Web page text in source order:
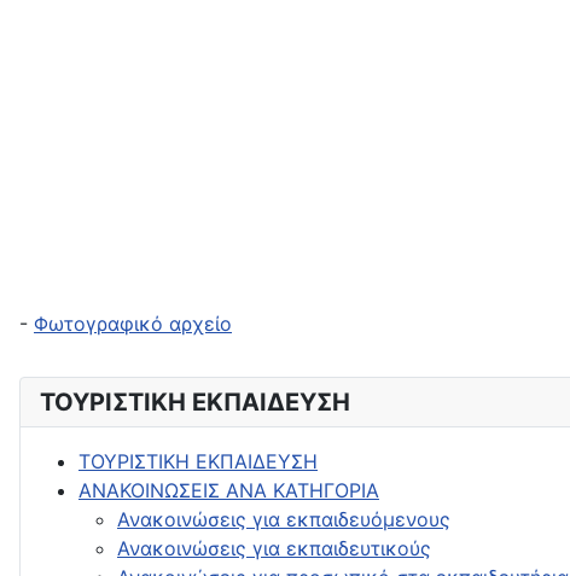
ΤΟΥΡΙΣΤΙΚΗ ΕΚΠΑΙΔΕΥΣΗ
ΤΟΥΡΙΣΤΙΚΗ ΕΚΠΑΙΔΕΥΣΗ
ΑΝΑΚΟΙΝΩΣΕΙΣ ΑΝΑ ΚΑΤΗΓΟΡΙΑ
Ανακοινώσεις για εκπαιδευόμενους
Ανακοινώσεις για εκπαιδευτικούς
- Φωτογραφικό αρχείο